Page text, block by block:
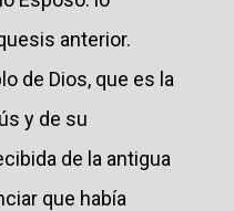
anterior.
de Dios, que es la
y de su
de la antigua
que había